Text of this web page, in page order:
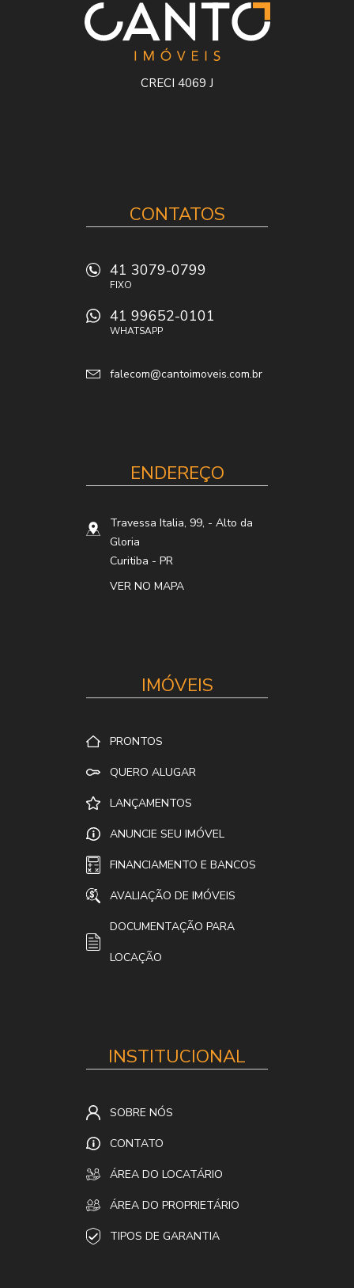
CRECI 4069 J
CONTATOS
41 3079-0799
FIXO
41 99652-0101
WHATSAPP
falecom@cantoimoveis.com.br
ENDEREÇO
Travessa Italia, 99, - Alto da
Gloria
Curitiba - PR
VER NO MAPA
IMÓVEIS
PRONTOS
QUERO ALUGAR
LANÇAMENTOS
ANUNCIE SEU IMÓVEL
FINANCIAMENTO E BANCOS
AVALIAÇÃO DE IMÓVEIS
DOCUMENTAÇÃO PARA
LOCAÇÃO
INSTITUCIONAL
SOBRE NÓS
CONTATO
ÁREA DO LOCATÁRIO
ÁREA DO PROPRIETÁRIO
TIPOS DE GARANTIA